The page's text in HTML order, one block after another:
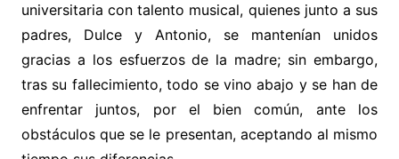
universitaria con talento musical, quienes junto a sus
padres, Dulce y Antonio, se mantenían unidos
gracias a los esfuerzos de la madre; sin embargo,
tras su fallecimiento, todo se vino abajo y se han de
enfrentar juntos, por el bien común, ante los
obstáculos que se le presentan, aceptando al mismo